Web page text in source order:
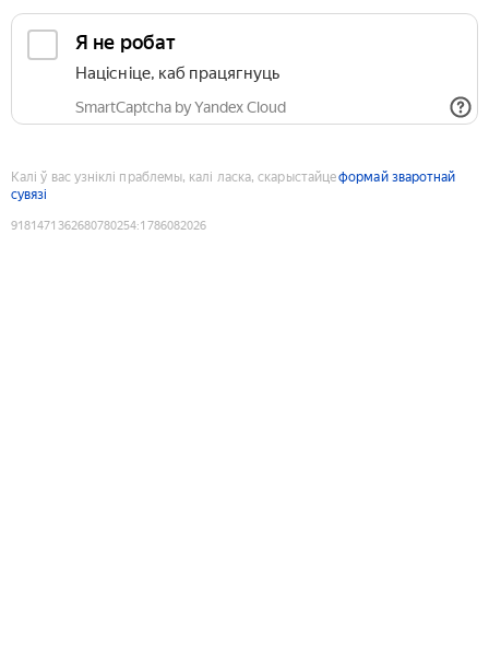
Я не робат
Націсніце, каб працягнуць
SmartCaptcha by Yandex Cloud
Калі ў вас узніклі праблемы, калі ласка, скарыстайцеформай зваротнай
сувязі
9181471362680780254:1786082026